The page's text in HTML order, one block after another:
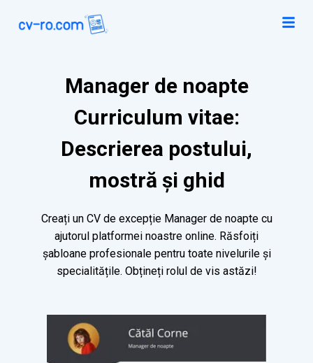
Manager de noapte
Curriculum vitae:
Descrierea postului,
mostră și ghid
Creați un CV de excepție Manager de noapte cu
ajutorul platformei noastre online. Răsfoiți
șabloane profesionale pentru toate nivelurile și
specialitățile. Obțineți rolul de vis astăzi!